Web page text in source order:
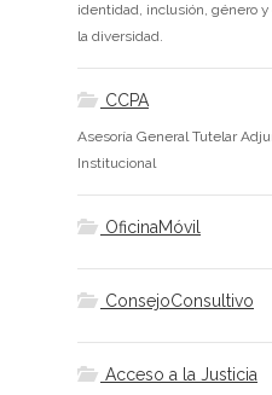
identidad, inclusión, género
la diversidad.
CCPA
Asesoría General Tutelar
Institucional
OficinaMóvil
ConsejoConsultivo
Acceso a la Justicia